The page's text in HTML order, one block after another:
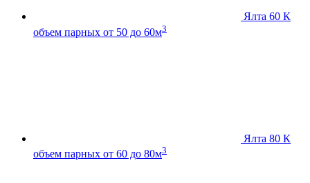
Ялта 60 К
объем парных от 50 до 60м3
Ялта 80 К
объем парных от 60 до 80м3